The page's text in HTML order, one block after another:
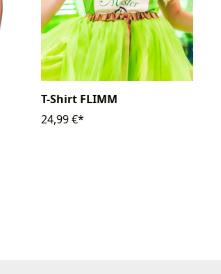
T-Shirt FLIMM
24,99 €*